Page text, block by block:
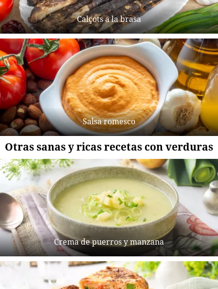
Calçots a la brasa
Salsa romesco
Otras sanas y ricas recetas con verduras
Crema de puerros y manzana